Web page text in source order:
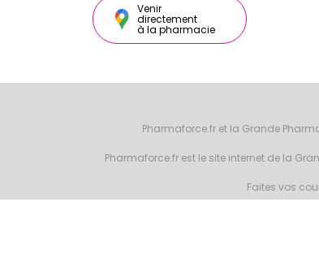
Venir
directement
à la pharmacie
Pharmaforce.fr et la Grande
Pharmaforce.fr est le site internet de la
Faites vos